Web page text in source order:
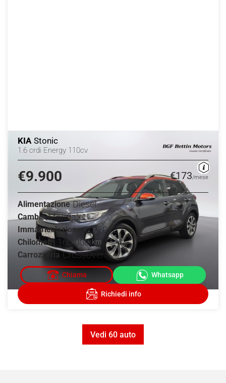
KIA Stonic
1.6 crdi Energy 110cv
€9.900 €173/mese
Alimentazione Diesel
Cambio Manuale
Immatricolazione 10/2018
Chilometri 160.000km
Carrozzeria CrossOver
Vedi 60 auto